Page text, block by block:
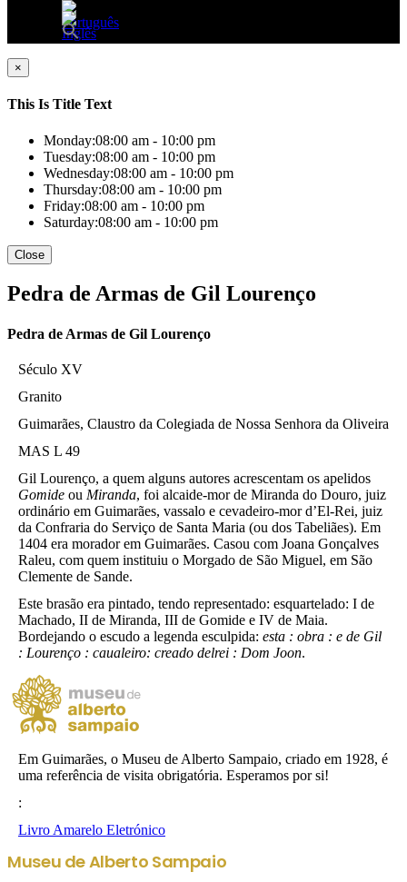
×
This Is Title Text
Monday:08:00 am - 10:00 pm
Tuesday:08:00 am - 10:00 pm
Wednesday:08:00 am - 10:00 pm
Thursday:08:00 am - 10:00 pm
Friday:08:00 am - 10:00 pm
Saturday:08:00 am - 10:00 pm
Close
Pedra de Armas de Gil Lourenço
Pedra de Armas de Gil Lourenço
Século XV
Granito
Guimarães, Claustro da Colegiada de Nossa Senhora da Oliveira
MAS L 49
Gil Lourenço, a quem alguns autores acrescentam os apelidos
Gomide ou Miranda, foi alcaide-mor de Miranda do Douro, juiz
ordinário em Guimarães, vassalo e cevadeiro-mor d’El-Rei, juiz
da Confraria do Serviço de Santa Maria (ou dos Tabeliães). Em
1404 era morador em Guimarães. Casou com Joana Gonçalves
Raleu, com quem instituiu o Morgado de São Miguel, em São
Clemente de Sande.
Este brasão era pintado, tendo representado: esquartelado: I de
Machado, II de Miranda, III de Gomide e IV de Maia.
Bordejando o escudo a legenda esculpida: esta : obra : e de Gil
: Lourenço : caualeiro: creado delrei : Dom Joon.
Em Guimarães, o Museu de Alberto Sampaio, criado em 1928, é
uma referência de visita obrigatória. Esperamos por si!
:
Livro Amarelo Eletrónico
Museu de Alberto Sampaio